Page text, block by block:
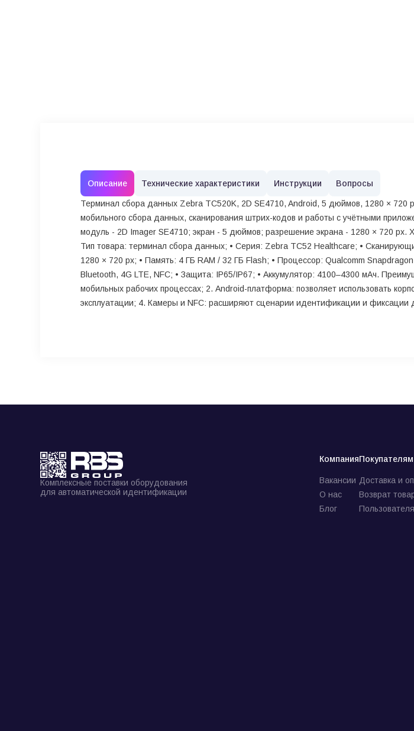
Описание Технические характеристики Инструкции Вопросы
Терминал сбора данных Zebra TC520K, 2D SE4710, Android, 5 дюймов, 1280 ×
мобильного сбора данных, сканирования штрих-кодов и работы с учётными
модуль - 2D Imager SE4710; экран - 5 дюймов; разрешение экрана - 1280 × 720 px.
Тип товара: терминал сбора данных; • Серия: Zebra TC52 Healthcare; •
1280 × 720 px; • Память: 4 ГБ RAM / 32 ГБ Flash; • Процессор: Qualcomm
Bluetooth, 4G LTE, NFC; • Защита: IP65/IP67; • Аккумулятор: 4100–4300 мАч.
мобильных рабочих процессах; 2. Android-платформа: позволяет использовать
эксплуатации; 4. Камеры и NFC: расширяют сценарии идентификации и фиксации
Комплексные поставки оборудования
для автоматической идентификации
Компания
Вакансии
О нас
Блог
Покупателям
Доставка и
Возврат